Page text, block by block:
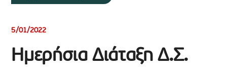
5/01/2022
Ημερήσια Διάταξη Δ.Σ.